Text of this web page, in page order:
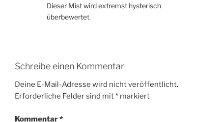
Dieser Mist wird extremst hysterisch
überbewertet.
Schreibe einen Kommentar
Deine E-Mail-Adresse wird nicht veröffentlicht.
Erforderliche Felder sind mit* markiert
Kommentar*